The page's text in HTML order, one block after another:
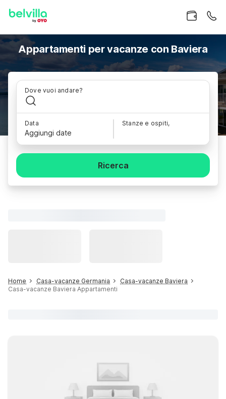
Appartamenti per vacanze con Baviera
Dove vuoi andare?
Data
Aggiungi date
Stanze e ospiti,
Ricerca
Home Casa-vacanze Germania
Casa-vacanze Baviera
Casa-vacanze Baviera Appartamenti